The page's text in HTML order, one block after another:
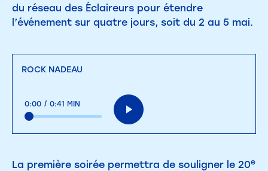
du réseau des Éclaireurs pour étendre
l’événement sur quatre jours, soit du 2 au 5 mai.
ROCK NADEAU
0:00 / 0:41 MIN
La première soirée permettra de souligner le 20e